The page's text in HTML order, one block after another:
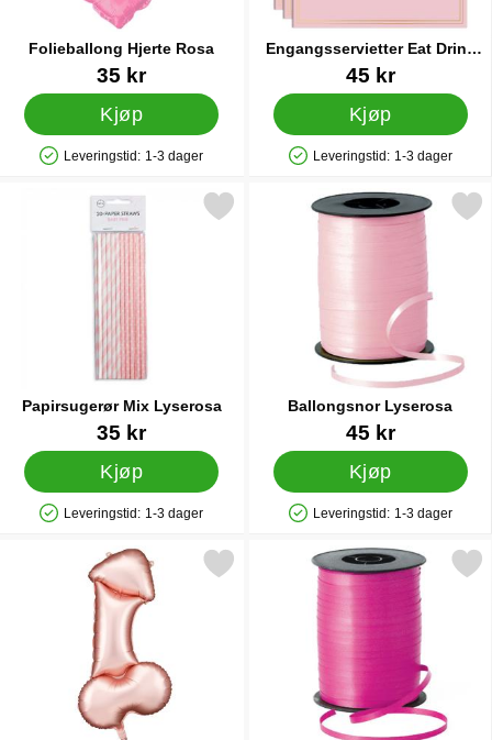
Folieballong Hjerte Rosa
Varenummer 5751
35 kr
Kjøp
Produkttilgjengelighet: På lager
Leveringstid: 1-3 dager
Engangsservietter Eat Drink
Party Repeat 20-pakning
Varenummer 86004
45 kr
Kjøp
Produkttilgjengelighet: På lager
Leveringstid: 1-3 dager
Papirsugerør Mix Lyserosa
Varenummer 22452
35 kr
Kjøp
Produkttilgjengelighet: På lager
Leveringstid: 1-3 dager
Merk papirsugerør Mix Lyserosa som favoritt
Ballongsnor Lyserosa
Varenummer 12726
45 kr
Kjøp
Produkttilgjengelighet: På lager
Leveringstid: 1-3 dager
Merk ballongsnor
Merk folieballong Penis Rosegull som favorittMerk ballongsnor